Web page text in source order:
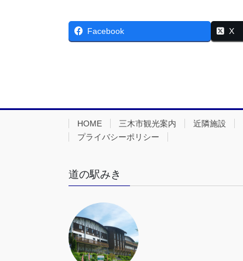
Facebook X
HOME 三木市観光案内 近隣施設
プライバシーポリシー
道の駅みき